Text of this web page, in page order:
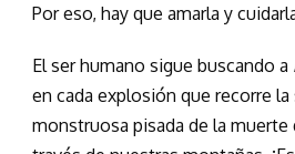
Por eso, hay que amarla y
El ser humano sigue buscando a
en cada explosión que recorre la
monstruosa pisada de la muerte